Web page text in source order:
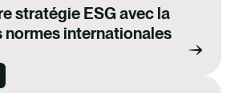
stratégie ESG avec la
normes internationales